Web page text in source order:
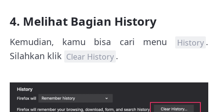
4. Melihat Bagian History
Kemudian, kamu bisa cari menu History .
Silahkan klik Clear History .